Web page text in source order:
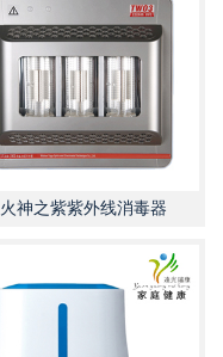
火神之紫紫外线消毒器